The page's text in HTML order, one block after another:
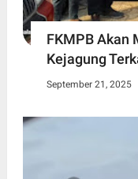
FKMPB Akan
Kejagung
September 21, 2025